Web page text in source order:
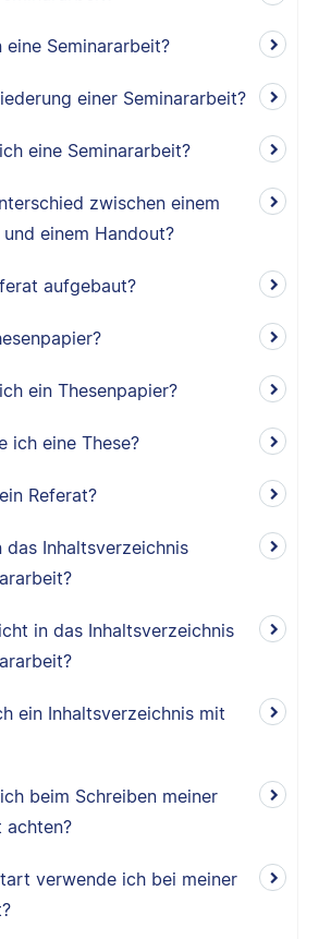
Seminararbeit?
einer Seminararbeit?
eine Seminararbeit?
zwischen einem
einem Handout?
aufgebaut?
ein Thesenpapier?
ich eine These?
Referat?
das Inhaltsverzeichnis
in das Inhaltsverzeichnis
ein Inhaltsverzeichnis mit
beim Schreiben meiner
achten?
verwende ich bei meiner